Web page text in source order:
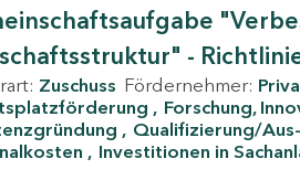
-
Zuschuss Fördernehmer:
Forschung,
Qualifizierung/
Investitionen in